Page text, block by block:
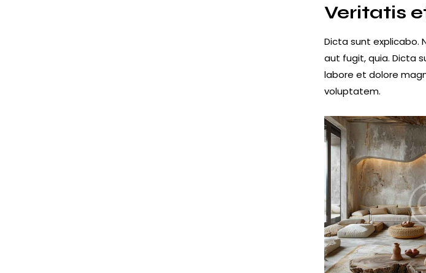
Veritatis
Dicta sunt explicabo.
aut fugit, quia. Dicta
labore et dolore
voluptatem.